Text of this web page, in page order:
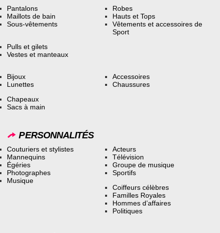
Pantalons
Maillots de bain
Sous-vêtements
Robes
Hauts et Tops
Vêtements et accessoires de
Sport
Pulls et gilets
Vestes et manteaux
Bijoux
Lunettes
Accessoires
Chaussures
Chapeaux
Sacs à main
PERSONNALITÉS
Couturiers et stylistes
Mannequins
Égéries
Photographes
Musique
Acteurs
Télévision
Groupe de musique
Sportifs
Coiffeurs célèbres
Familles Royales
Hommes d’affaires
Politiques